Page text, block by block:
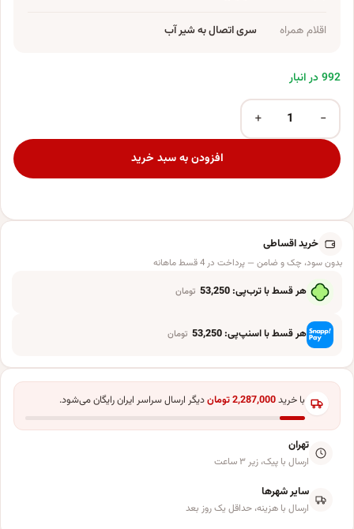
اقلام همراه سری اتصال به شیر آب
992 در انبار
ابزار شوخی مدل بادکنک بسته 111 عددی عدد
−
+
افزودن به سبد خرید
خرید اقساطی
بدون سود، چک و ضامن — پرداخت در 4 قسط ماهانه
هر قسط با ترب‌پی:53,250 تومان
هر قسط با اسنپ‌پی:53,250 تومان
با خرید2,287,000توماندیگر ارسال سراسر ایران رایگان می‌شود.
تهران
ارسال با پیک، زیر ۳ ساعت
سایر شهرها
ارسال با هزینه، حداقل یک روز بعد